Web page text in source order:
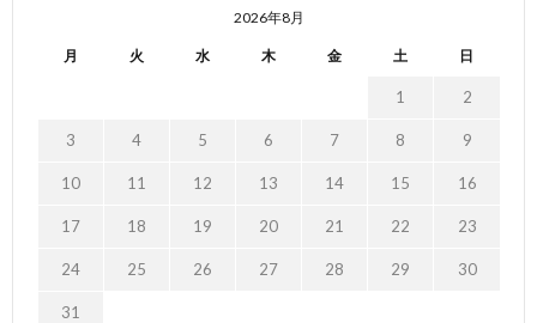
2026年8月
月 火 水 木 金 土 日
1 2
3 4 5 6 7 8 9
10 11 12 13 14 15 16
17 18 19 20 21 22 23
24 25 26 27 28 29 30
31